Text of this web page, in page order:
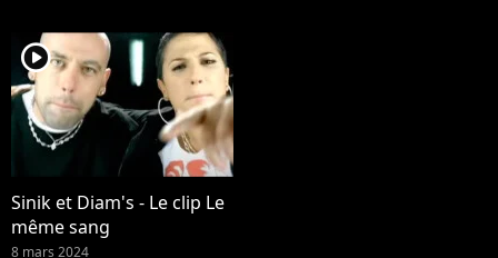
player2
Sinik et Diam's - Le clip Le
même sang
8 mars 2024